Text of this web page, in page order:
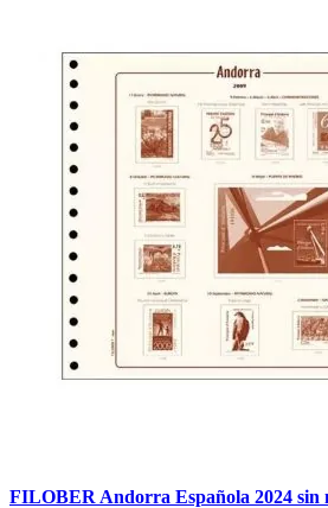
FILOBER Andorra Española 2024 sin